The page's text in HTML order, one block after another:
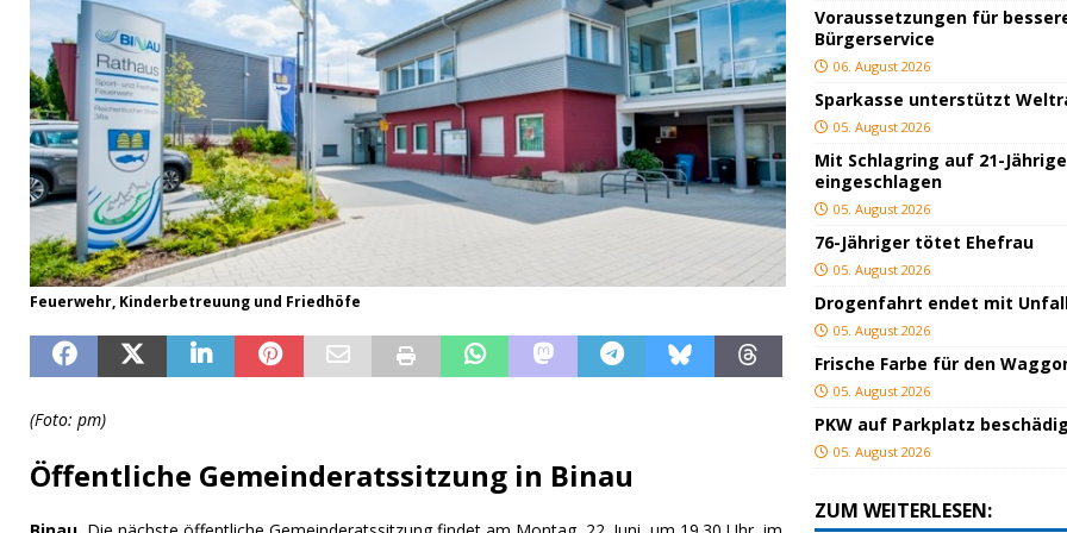
Feuerwehr, Kinderbetreuung und Friedhöfe
(Foto: pm)
Öffentliche Gemeinderatssitzung in Binau
Voraussetzungen für
Bürgerservice
06. August 2026
Sparkasse unterstützt
05. August 2026
Mit Schlagring auf 21-
eingeschlagen
05. August 2026
76-Jähriger tötet Ehefrau
05. August 2026
Drogenfahrt endet mit
05. August 2026
Frische Farbe für den
05. August 2026
PKW auf Parkplatz
05. August 2026
ZUM WEITERLESEN: